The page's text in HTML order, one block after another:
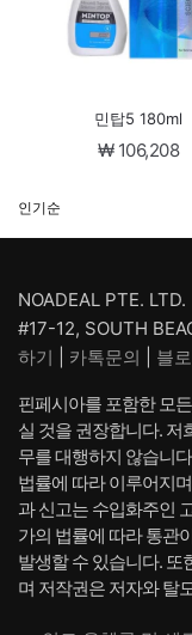
민탑5 180ml
₩106,208
NOADEAL PTE.
#17-12, SOUTH
하기
카톡문의 블
핀페시아를 포함한 모
실 것을 권장합니다. 저
무를 대행하지 않습니
법률에 따라 이루어지
과 신고는 수입화주인
가의 법률에 따라 통관
발생할 수 있습니다. 또
며 저작권은 저자와 탈